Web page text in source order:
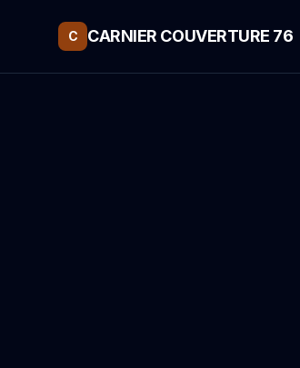
C CARNIER COUVERTURE 76